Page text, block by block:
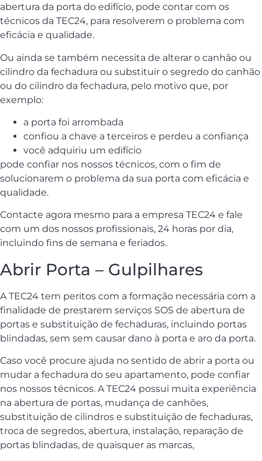
abertura da porta do edifício, pode contar com os
técnicos da TEC24, para resolverem o problema com
eficácia e qualidade.
Ou ainda se também necessita de alterar o canhão ou
cilindro da fechadura ou substituir o segredo do canhão
ou do cilindro da fechadura, pelo motivo que, por
exemplo:
a porta foi arrombada
confiou a chave a terceiros e perdeu a confiança
você adquiriu um edifício
pode confiar nos nossos técnicos, com o fim de
solucionarem o problema da sua porta com eficácia e
qualidade.
Contacte agora mesmo para a empresa TEC24 e fale
com um dos nossos profissionais, 24 horas por dia,
incluindo fins de semana e feriados.
Abrir Porta – Gulpilhares
A TEC24 tem peritos com a formação necessária com a
finalidade de prestarem serviços SOS de abertura de
portas e substituição de fechaduras, incluindo portas
blindadas, sem sem causar dano à porta e aro da porta.
Caso você procure ajuda no sentido de abrir a porta ou
mudar a fechadura do seu apartamento, pode confiar
nos nossos técnicos. A TEC24 possui muita experiência
na abertura de portas, mudança de canhões,
substituição de cilindros e substituição de fechaduras,
troca de segredos, abertura, instalação, reparação de
portas blindadas, de quaisquer as marcas,